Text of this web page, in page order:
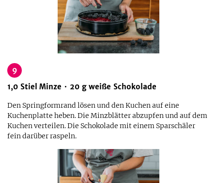
9
1,0 Stiel Minze 20 g weiße Schokolade
Den Springformrand lösen und den Kuchen auf eine
Kuchenplatte heben. Die Minzblätter abzupfen und auf dem
Kuchen verteilen. Die Schokolade mit einem Sparschäler
fein darüber raspeln.